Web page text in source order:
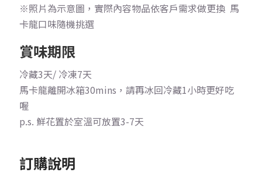
※照片為示意圖，實際內容物品依客戶需求做更換 馬
卡龍口味隨機挑選
賞味期限
冷藏3天/ 冷凍7天
馬卡龍離開冰箱30mins，請再冰回冷藏1小時更好吃
喔
p.s. 鮮花置於室溫可放置3-7天
訂購說明